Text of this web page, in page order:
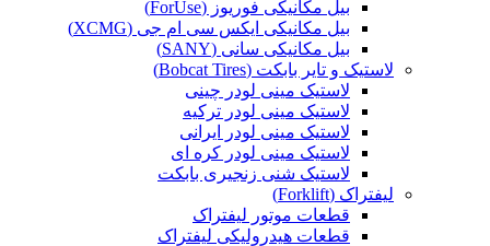
بیل مکانیکی فوریوز (ForUse)
بیل مکانیکی ایکس سی ام جی (XCMG)
بیل مکانیکی سانی (SANY)
لاستیک و تایر بابکت (Bobcat Tires)
لاستیک مینی لودر چینی
لاستیک مینی لودر ترکیه
لاستیک مینی لودر ایرانی
لاستیک مینی لودر کره ای
لاستیک شنی زنجیری بابکت
لیفتراک (Forklift)
قطعات موتور لیفتراک
قطعات هیدرولیکی لیفتراک